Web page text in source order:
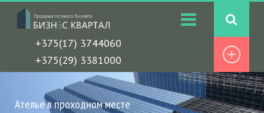
+375(17) 3744060
+375(29) 3381000
Ателье в проходном месте